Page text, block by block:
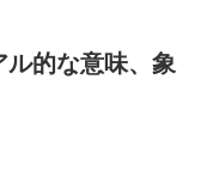
ル的な意味、象